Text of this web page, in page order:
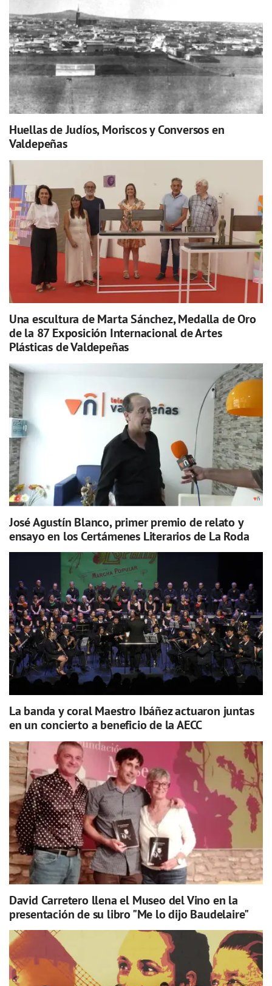
Huellas de Judíos, Moriscos y Conversos en
Valdepeñas
Una escultura de Marta Sánchez, Medalla de Oro
de la 87 Exposición Internacional de Artes
Plásticas de Valdepeñas
José Agustín Blanco, primer premio de relato y
ensayo en los Certámenes Literarios de La Roda
La banda y coral Maestro Ibáñez actuaron juntas
en un concierto a beneficio de la AECC
David Carretero llena el Museo del Vino en la
presentación de su libro "Me lo dijo Baudelaire"